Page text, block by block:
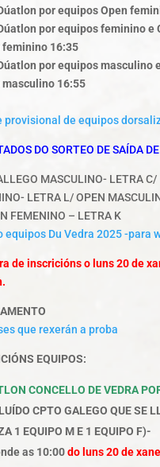
por equipos Open
por equipos feminino e
feminino 16:35
por equipos masculino e
16:55
provisional de equipos
DO SORTEO DE SAÍDA
MASCULINO- LETRA
LETRA L/ OPEN
FEMENINO – LETRA K
equipos Du Vedra 2025 -para
de inscricións o luns 20 de
que rexerán a proba
EQUIPOS:
CONCELLO DE VEDRA
CPTO GALEGO QUE SE
1 EQUIPO M E 1 EQUIPO F)-
as 10:00do luns 20 de